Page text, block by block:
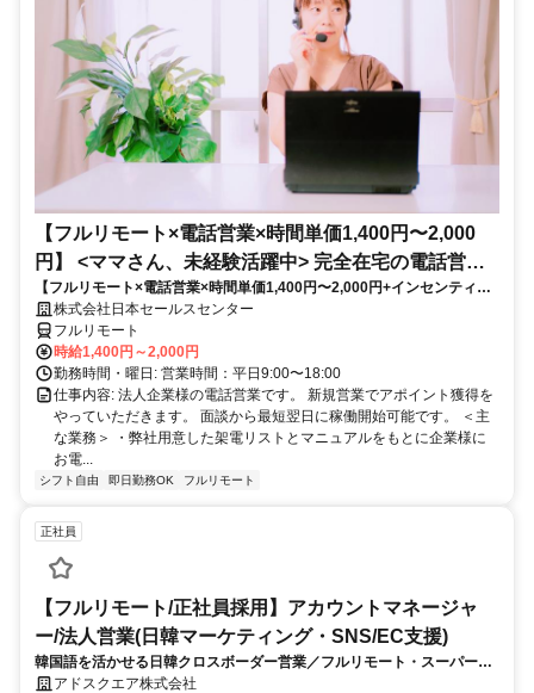
【フルリモート×電話営業×時間単価1,400円〜2,000
円】 <ママさん、未経験活躍中> 完全在宅の電話営業
で家庭と仕事の両立を実現
【フルリモート×電話営業×時間単価1,400円〜2,000円+インセンティブ
あり】 ＜ママさん、未経験活躍中＞ 完全在宅の電話営業で家庭と仕事の
両立を実現
株式会社日本セールスセンター
フルリモート
時給1,400円～2,000円
勤務時間・曜日: 営業時間：平日9:00〜18:00
仕事内容: 法人企業様の電話営業です。 新規営業でアポイント獲得を
やっていただきます。 面談から最短翌日に稼働開始可能です。 ＜主
な業務＞ ・弊社用意した架電リストとマニュアルをもとに企業様に
お電...
シフト自由 即日勤務OK フルリモート
正社員
【フルリモート/正社員採用】アカウントマネージャ
ー/法人営業(日韓マーケティング・SNS/EC支援)
韓国語を活かせる日韓クロスボーダー営業／フルリモート・スーパーフ
レックス
アドスクエア株式会社